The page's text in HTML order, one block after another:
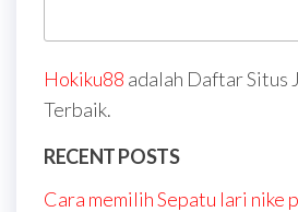
Hokiku88 adalah Daftar Situs
Terbaik.
RECENT POSTS
Cara memilih Sepatu lari nike